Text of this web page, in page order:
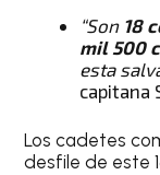
“Son 18
mil 500
esta
capitana
Los cadetes
desfile de este